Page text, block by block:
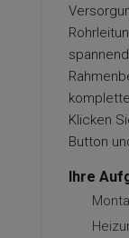
Klicken
Button
Ihre